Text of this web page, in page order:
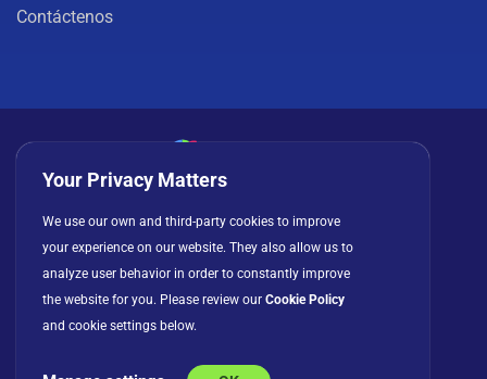
Contáctenos
Política de privacidad Cookies
Acuerdo de licencia
Your Privacy Matters
We use our own and third-party cookies to improve
your experience on our website. They also allow us to
analyze user behavior in order to constantly improve
the website for you. Please review our Cookie Policy
and cookie settings below.